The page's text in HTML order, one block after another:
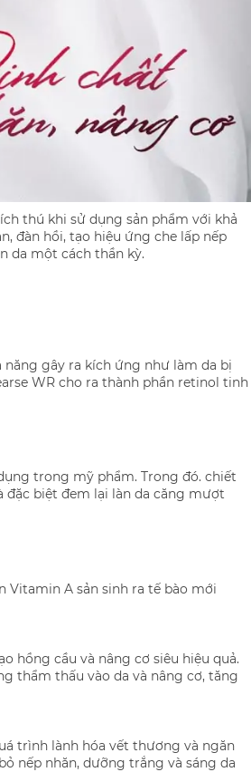
thú khi sử dụng sản phẩm với khả
đàn hồi, tạo hiệu ứng che lấp nếp
da một cách thần kỳ.
gây ra kích ứng như làm da bị
WR cho ra thành phần retinol tinh
trong mỹ phẩm. Trong đó. chiết
đặc biệt đem lại làn da căng mượt
Vitamin A sản sinh ra tế bào mới
hồng cầu và nâng cơ siêu hiệu quả.
thẩm thấu vào da và nâng cơ, tăng
trình lành hóa vết thương và ngăn
nếp nhăn, dưỡng trắng và sáng da